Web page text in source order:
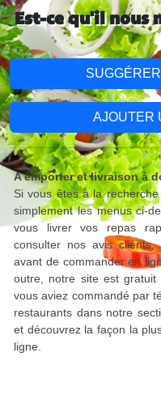
Est-ce qu'il nous
AJOUTER
A emporter et livraison à
Si vous êtes à la
simplement les menus ci-
vous livrer vos repas
consulter nos avis
avant de commander en
outre, notre site est
vous aviez commandé par
restaurants dans notre
et découvrez la façon la
ligne.